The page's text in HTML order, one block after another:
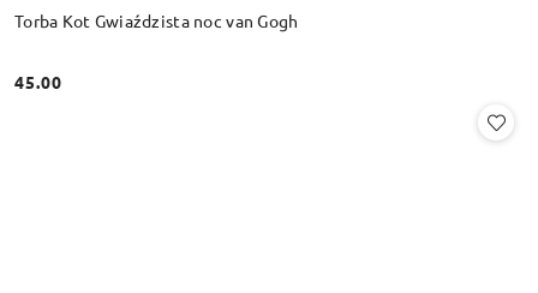
Torba Kot Gwiaździsta noc van Gogh
Cena:
45.00